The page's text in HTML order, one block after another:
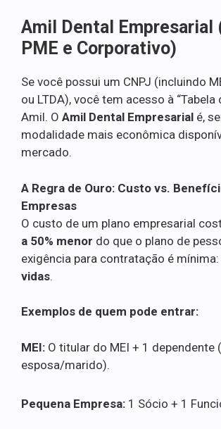
Amil Dental Empresarial
PME e Corporativo)
Se você possui um CNPJ (incluindo
ou LTDA), você tem acesso à “Tabela
Amil. O Amil Dental Empresarial é,
modalidade mais econômica
mercado.
A Regra de Ouro: Custo vs.
Empresas
O custo de um plano empresarial
a 50% menor do que o plano de
exigência para contratação é mínima:
vidas.
Exemplos de quem pode entrar:
MEI: O titular do MEI + 1 dependente
esposa/marido).
Pequena Empresa: 1 Sócio + 1